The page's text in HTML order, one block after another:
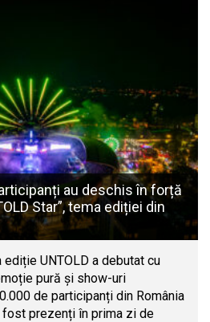
au deschis în forță
Star”, tema ediției din
UNTOLD a debutat cu
pură și show-uri
de participanți din România
fost prezenți în prima zi de